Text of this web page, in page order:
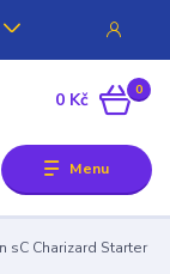
Menu
0
0 Kč
sC Charizard Starter